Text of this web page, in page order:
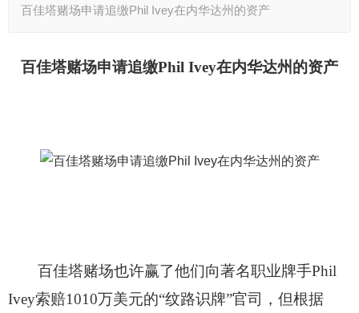
百佳塔赌场申请追缴Phil Ivey在内华达州的资产
百佳塔赌场申请追缴Phil Ivey在内华达州的资产
百佳塔赌场也许赢了他们向著名职业牌手Phil
Ivey索赔1010万美元的“纹路识牌”官司，但根据